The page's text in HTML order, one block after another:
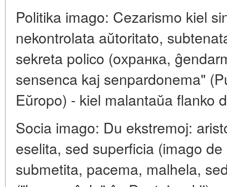
Politika imago: Cezarismo kiel
nekontrolata aŭtoritato,
sekreta polico (oхранка,
sensenca kaj senpardonema"
Eŭropo) - kiel malantaŭa flanko
Socia imago: Du ekstremoj:
eselita, sed superficia (imago
submetita, pacema, malhela,